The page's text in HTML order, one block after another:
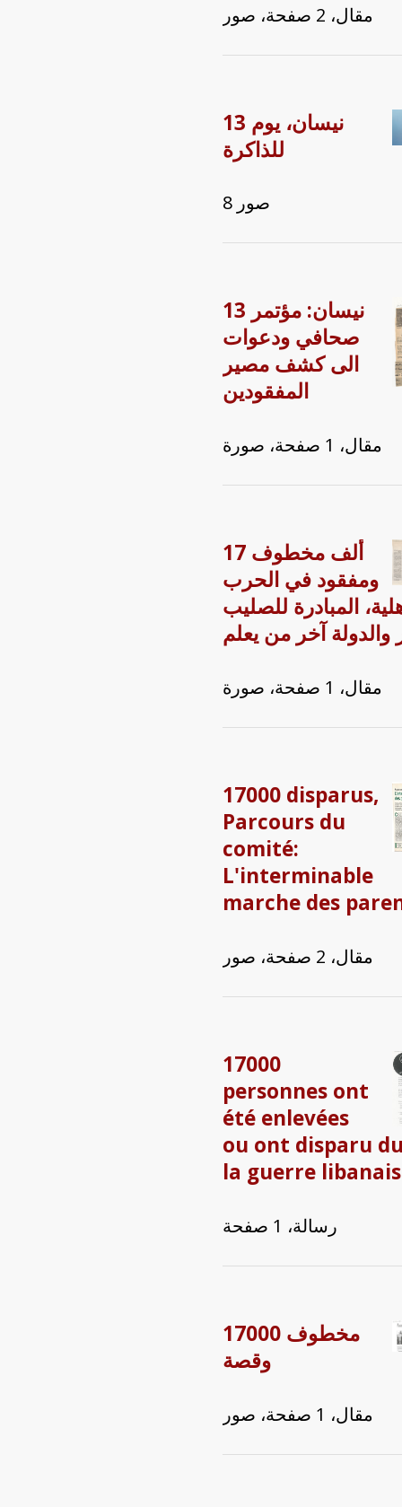
مقال، 2 صفحة، صور
13 نيسان، يوم
للذاكرة
8 صور
13 نيسان: مؤتمر
صحافي ودعوات
الى كشف مصير
المفقودين
مقال، 1 صفحة، صورة
17 ألف مخطوف
ومفقود في الحرب
المبادرة للصليب
والدولة آخر من يعلم
مقال، 1 صفحة، صورة
17000 disparus,
Parcours du
comité:
L'interminable
marche des
مقال، 2 صفحة، صور
17000
personnes ont
été enlevées
ou ont disparu
la guerre
رسالة، 1 صفحة
17000 مخطوف
وقصة
مقال، 1 صفحة، صور